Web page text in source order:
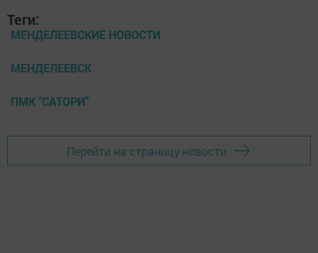
Теги:
МЕНДЕЛЕЕВСКИЕ НОВОСТИ
МЕНДЕЛЕЕВСК
ПМК "САТОРИ"
Перейти на страницу новости